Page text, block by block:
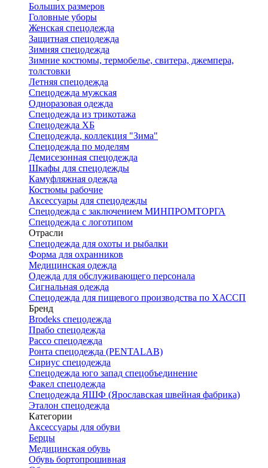
Больших размеров
Головные уборы
Женская спецодежда
Защитная спецодежда
Зимняя спецодежда
Зимние костюмы, термобелье, свитера, джемпера,
толстовки
Летняя спецодежда
Спецодежда мужская
Одноразовая одежда
Спецодежда из трикотажа
Спецодежда ХБ
Спецодежда, коллекция "Зима"
Спецодежда по моделям
Демисезонная спецодежда
Шкафы для спецодежды
Камуфляжная одежда
Костюмы рабочие
Аксессуары для спецодежды
Спецодежда с заключением МИНПРОМТОРГА
Спецодежда с логотипом
Отрасли
Спецодежда для охоты и рыбалки
Форма для охранников
Медицинская одежда
Одежда для обслуживающего персонала
Сигнальная одежда
Спецодежда для пищевого производства по ХАССП
Бренд
Brodeks спецодежда
Прабо спецодежда
Рассо спецодежда
Ронта спецодежда (PENTALAB)
Сириус спецодежда
Спецодежда юго запад спецобъединение
Факел спецодежда
Спецодежда ЯШФ (Ярославская швейная фабрика)
Эталон спецодежда
Категории
Аксессуары для обуви
Берцы
Медицинская обувь
Обувь бортопрошивная